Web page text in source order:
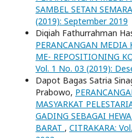
SAMBEL SETAN
(2019): September 2019
Diqiah Fathurrahman
PERANCANGAN MEDIA
ME- REPOSITIONING
Vol. 1 No. 03 (2019):
Dapot Bagas Satria
Prabowo,
MASYARKAT
GADING SEBAGAI
BARAT , CITRAKARA: